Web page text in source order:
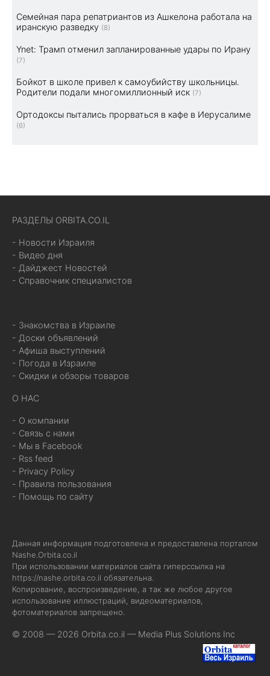
Семейная пара репатриантов из Ашкелона работала на
иранскую разведку (8)
Ynet: Трамп отменил запланированные удары по Ирану
(7)
Бойкот в школе привел к самоубийству школьницы.
Родители подали многомиллионный иск (7)
Ортодоксы пытались прорваться в кафе в Иерусалиме
(6)
РАЗДЕЛЫ ORBITA.CO.IL
- Новости Израиля
- Видео дня
- Дайджест Новостей
- Справочник специалистов
- Знакомства в Израиле
- Доски объявлений
- Афиша выступлений
- Погода в Израиле
- Скидки и обзоры товаров
О НАС
- О компании
- Связь с нами
- Мы в Facebook
- Rss feed
- Privacy Policy
- Правила пользования
- Помощь по сайту
Данная информация подготовлена и предоставлена порталом
Nashe.Orbita.co.il
При использовании материалов сайта гиперссылка на
https://nashe.orbita.co.il обязательна.
Копирование, воспроизведение, а так же любое другое
использование иллюстраций, видеоматериалов,
фотоматериалов запрещено.
© 2008 — 2026 Orbita.co.il — Media Plus Solutions Inc